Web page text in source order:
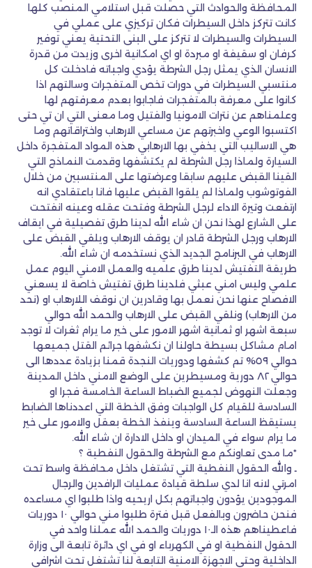
المحافظة والحوادث التي حصلت قبل استلامي المنصب كلها
كانت تتركز داخل السيطرات فكان تركيزي على عملي في
السيطرات والسيطرات لا تتركز على البنى التحتية يعني توفير
كرفان او سقيفة او مبردة او اي امكانية اخرى وزيدت من قدرة
الانسان الذي يمثل رجل الشرطة يؤدي واجباته فادخلت كل
منتسبي السيطرات في دورات تخص المتفجرات وسالتهم اذا
كانوا على معرفة بالمتفجرات فاجابوا بعدم معرفتهم لها
وعلمناهم عن نترات الامونيا والفتيل وما معنى التي ان تي حتى
اكتسبوا الوعي واخبرتهم عن مساعي الارهاب واختراقاتهم وما
هي الاساليب التي يخفي بها الارهابي هذه المواد المتفجرة داخل
السيارة ولماذا رجل الشرطة لم يكتشفها وقدمت النماذج التي
القينا القبض عليهم سابقا وعرضتها على المنتسبين من خلال
الفوتوشوب ولماذا لم يلقوا القبض عليها فانا باعتقادي انه
ارتفعت وتيرة الاداء لرجل الشرطة وفتحت عقله وعينه انفتحت
على الشارع لهذا نحن ان شاء الله لدينا طرق تفصيلية في ايقاف
الارهاب ورجل الشرطة قادر ان يوقف الارهاب ويلقي القبض على
الارهاب في البرنامج الجديد الذي نستخدمه ان شاء الله.
طريقة التفتيش لدينا طرق علميه والعمل الامني اليوم عمل
علمي وليس امني عبثي فلدينا طرق تفتيش خاصة لا يسعني
الافصاح عنها نحن نعمل بها وقادرين ان نوقف اللارهاب او (نحد
من الارهاب) ونلقي القبض على الارهاب والحمد الله حوالي
سبعة اشهر او ثمانية اشهر الامور على خير ما يرام ثغرات لا توجد
امام مشاكل بسيطة حاولنا ان نكشفها جرائم القتل جميعها
حوالي ٥٩% تم كشفها ودوريات النجدة قمنا بزيادة عددها الى
حوالي ٨٢ دورية ومسيطرين على الوضع الامني داخل المدينة
وجعلت النهوض لجميع الضباط الساعة الخامسة فجرا او
السادسة للقيام كل الواجبات وفق الخطة التي اعددناها الضابط
يستيقظ الساعة السادسة وينفذ الخطة بعقل والامور على خير
ما يرام سواء في الميدان او داخل الادارة ان شاء الله.
*ما مدى تعاونكم مع الشرطة والحقول النفطية ؟
ـ والله الحقول النفطية التي تشتغل داخل محافظة واسط تحت
امرتي لانه انا لدي سلطة قيادة عمليات الرافدين والرجال
الموجودين يؤدون واجباتهم بكل اريحيه واذا طلبوا اي مساعده
فنحن حاضرون وبالفعل قبل فترة طلبوا مني حوالي ١٠ دوريات
فاعطيناهم هذه الـ١٠ دوريات والحمد الله عملنا واحد في
الحقول النفطية او في الكهرباء او في اي دائرة تابعة الى وزارة
الداخلية وحتى الاجهزة الامنية التابعة لنا تشتغل تحت اشرافي